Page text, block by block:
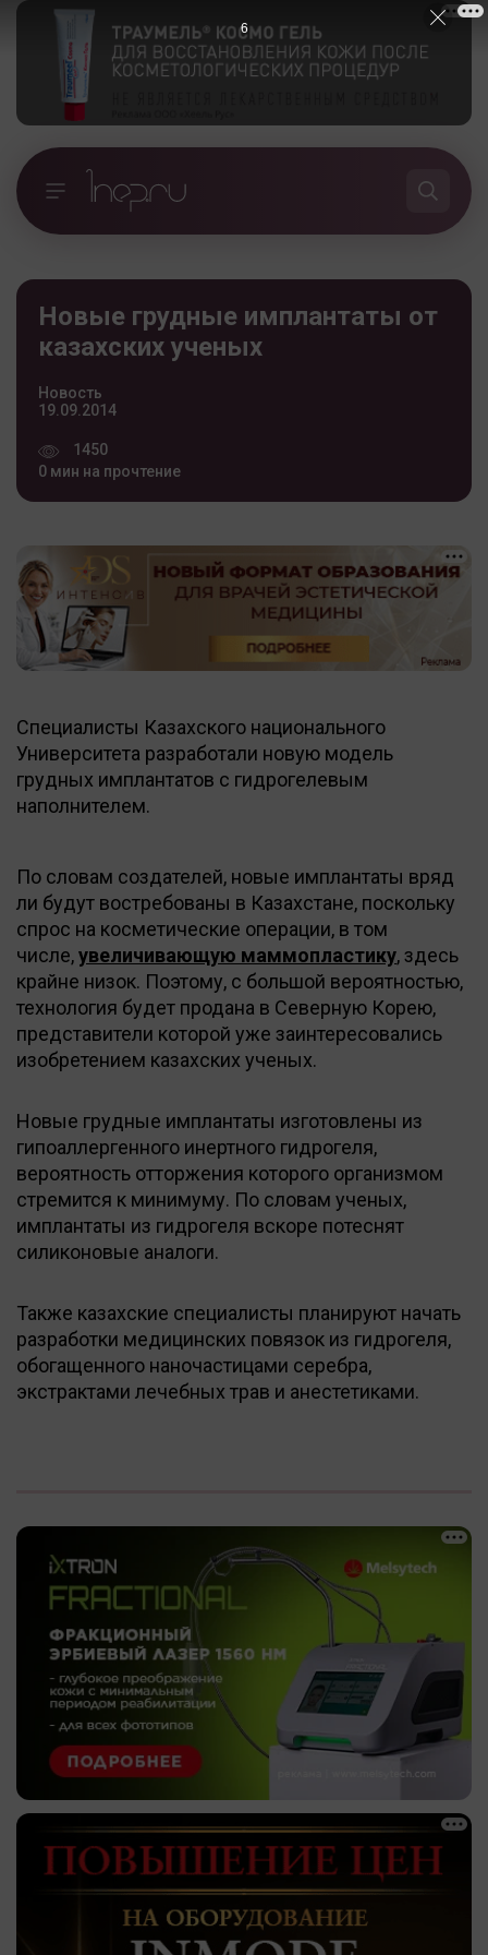
Новые грудные имплантаты от
казахских ученых
Новость
19.09.2014
1450
0 мин на прочтение
Специалисты Казахского национального
Университета разработали новую модель
грудных имплантатов с гидрогелевым
наполнителем.
По словам создателей, новые имплантаты вряд
ли будут востребованы в Казахстане, поскольку
спрос на косметические операции, в том
числе,увеличивающую маммопластику, здесь
крайне низок. Поэтому, с большой вероятностью,
технология будет продана в Северную Корею,
представители которой уже заинтересовались
изобретением казахских ученых.
Новые грудные имплантаты изготовлены из
гипоаллергенного инертного гидрогеля,
вероятность отторжения которого организмом
стремится к минимуму. По словам ученых,
имплантаты из гидрогеля вскоре потеснят
силиконовые аналоги.
Также казахские специалисты планируют начать
разработки медицинских повязок из гидрогеля,
обогащенного наночастицами серебра,
экстрактами лечебных трав и анестетиками.
5